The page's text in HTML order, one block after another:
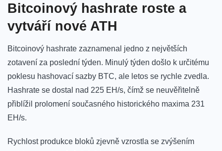
Bitcoinový hashrate roste a
vytváří nové ATH
Bitcoinový hashrate zaznamenal jedno z největších
zotavení za poslední týden. Minulý týden došlo k určitému
poklesu hashovací sazby BTC, ale letos se rychle zvedla.
Hashrate se dostal nad 225 EH/s, čímž se neuvěřitelně
přiblížil prolomení současného historického maxima 231
EH/s.
Rychlost produkce bloků zjevně vzrostla se zvýšením